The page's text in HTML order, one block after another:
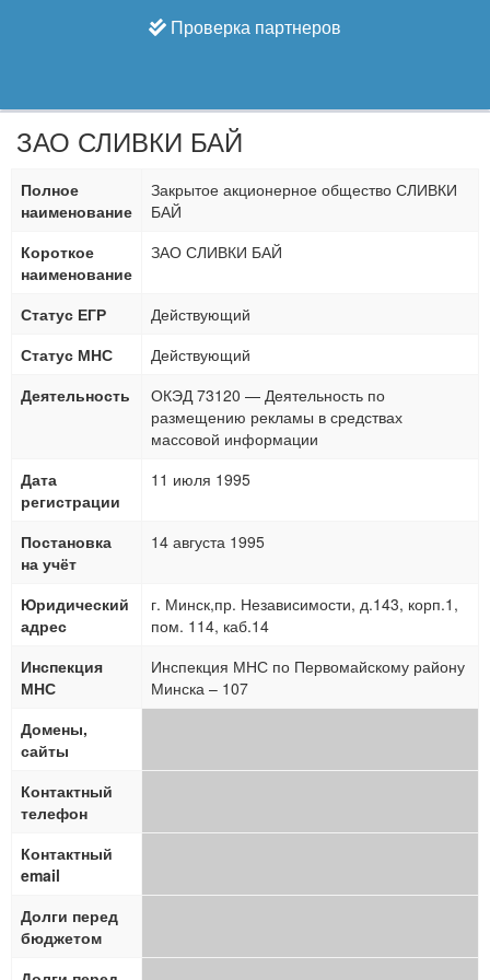
Проверка партнеров
ЗАО СЛИВКИ БАЙ
Полное
наименование
Закрытое акционерное общество СЛИВКИ
БАЙ
Короткое
наименование
ЗАО СЛИВКИ БАЙ
Статус ЕГР
Действующий
Статус МНС
Действующий
Деятельность
ОКЭД 73120 — Деятельность по
размещению рекламы в средствах
массовой информации
Дата
регистрации
11 июля 1995
Постановка
на учёт
14 августа 1995
Юридический
адрес
г. Минск,пр. Независимости, д.143, корп.1,
пом. 114, каб.14
Инспекция
МНС
Инспекция МНС по Первомайскому району
Минска – 107
Домены,
сайты
Контактный
телефон
Контактный
email
Долги перед
бюджетом